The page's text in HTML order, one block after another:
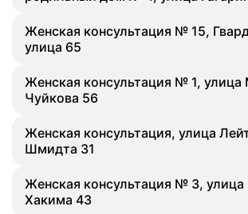
Женская консультация № 15,
улица 65
Женская консультация № 1,
Чуйкова 56
Женская консультация, улица
Шмидта 31
Женская консультация № 3, улица
Хакима 43